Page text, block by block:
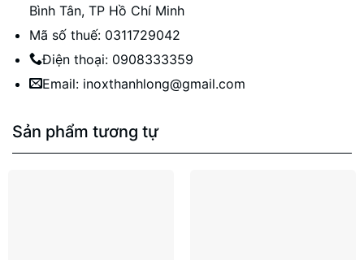
Bình Tân, TP Hồ Chí Minh
Mã số thuế: 0311729042
Điện thoại: 0908333359
Email: inoxthanhlong@gmail.com
Sản phẩm tương tự